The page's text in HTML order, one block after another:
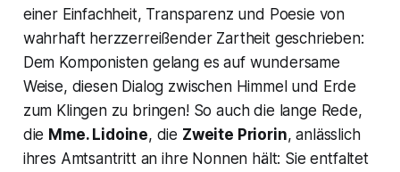
einer Einfachheit, Transparenz und Poesie von
wahrhaft herzzerreißender Zartheit geschrieben:
Dem Komponisten gelang es auf wundersame
Weise, diesen Dialog zwischen Himmel und Erde
zum Klingen zu bringen! So auch die lange Rede,
die Mme. Lidoine, die Zweite Priorin, anlässlich
ihres Amtsantritt an ihre Nonnen hält: Sie entfaltet